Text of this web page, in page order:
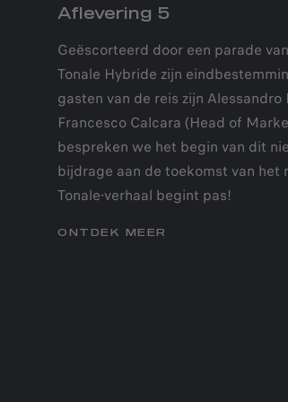
Aflevering 5
Geëscorteerd door een parade
Tonale Hybride zijn
gasten van de reis zijn
Francesco Calcara (Head of
bespreken we het begin van dit
bijdrage aan de toekomst van het
Tonale-verhaal begint pas!
ONTDEK MEER